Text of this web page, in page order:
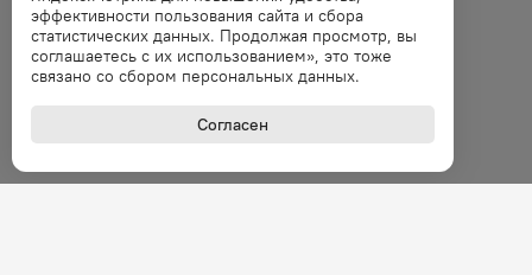
эффективности пользования сайта и сбора
статистических данных. Продолжая просмотр, вы
соглашаетесь с их использованием», это тоже
связано со сбором персональных данных.
Согласен